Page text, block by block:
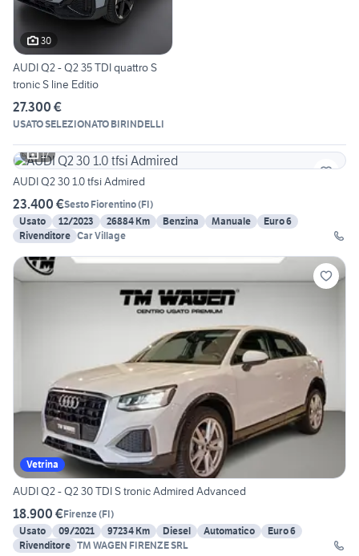
30
AUDI Q2 - Q2 35 TDI quattro S
tronic S line Editio
27.300 €
USATO SELEZIONATO BIRINDELLI
17
AUDI Q2 30 1.0 tfsi Admired
23.400 €Sesto Fiorentino(FI)
Usato
12/2023 26884 Km Benzina Manuale
Euro 6
Rivenditore Car Village
Vetrina
AUDI Q2 - Q2 30 TDI S tronic Admired Advanced
18.900 €Firenze(FI)
Usato
09/2021 97234 Km Diesel Automatico
Euro 6
Rivenditore TM WAGEN FIRENZE SRL